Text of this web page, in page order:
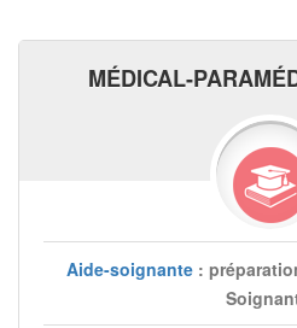
MÉDICAL-
Aide-soignante: